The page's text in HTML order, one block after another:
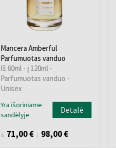
Mancera Amberful
Parfumuotas vanduo
Iš 60ml - į 120ml -
Parfumuotas vanduo -
Unisex
Yra išoriniame
sandėlyje
Detalė
iš 71,00 € į 98,00 €